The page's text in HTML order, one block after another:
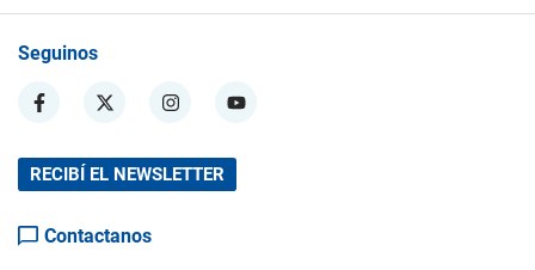
Seguinos
RECIBÍ EL NEWSLETTER
Contactanos